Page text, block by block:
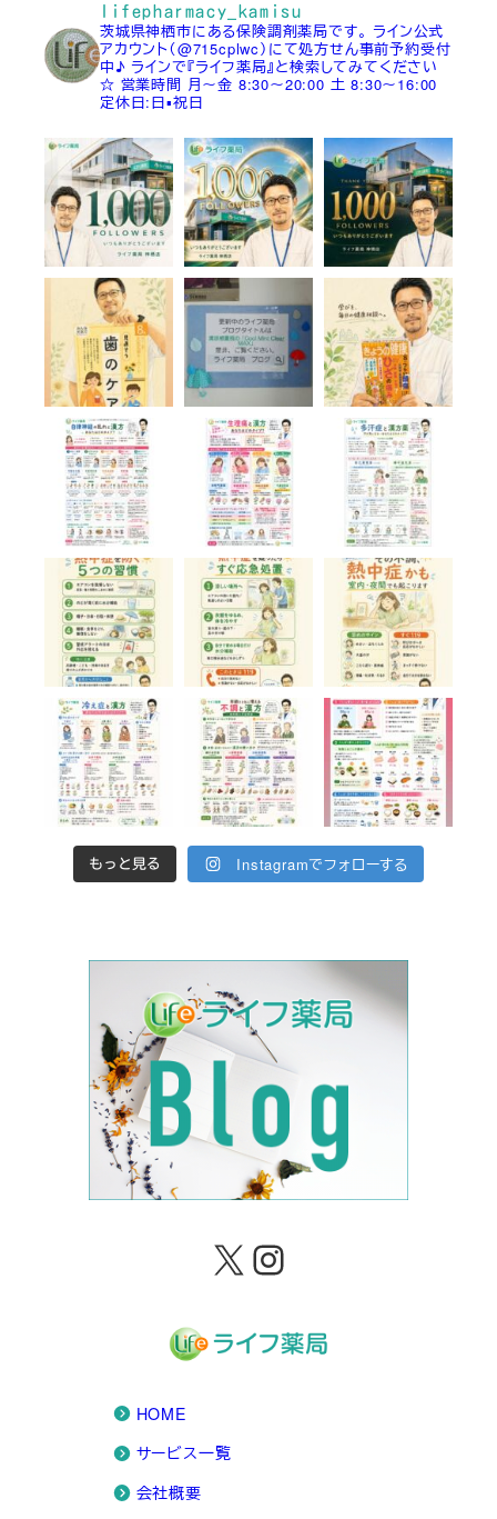
lifepharmacy_kamisu
茨城県神栖市にある保険調剤薬局です。 ライン公式
アカウント（@715cplwc）にて処方せん事前予約受付
中♪ ラインで『ライフ薬局』と検索してみてください
☆ 営業時間 月～金 8:30～20:00 土 8:30～16:00
定休日:日▪祝日
もっと見る Instagramでフォローする
X Instagram
HOME
サービス一覧
会社概要